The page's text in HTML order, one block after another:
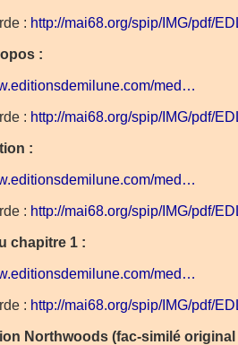
: http://mai68.org/spip/IMG/pdf/
:
med…
: http://mai68.org/spip/IMG/pdf/
:
med…
: http://mai68.org/spip/IMG/pdf/
chapitre 1 :
med…
: http://mai68.org/spip/IMG/pdf/
Northwoods (fac-similé